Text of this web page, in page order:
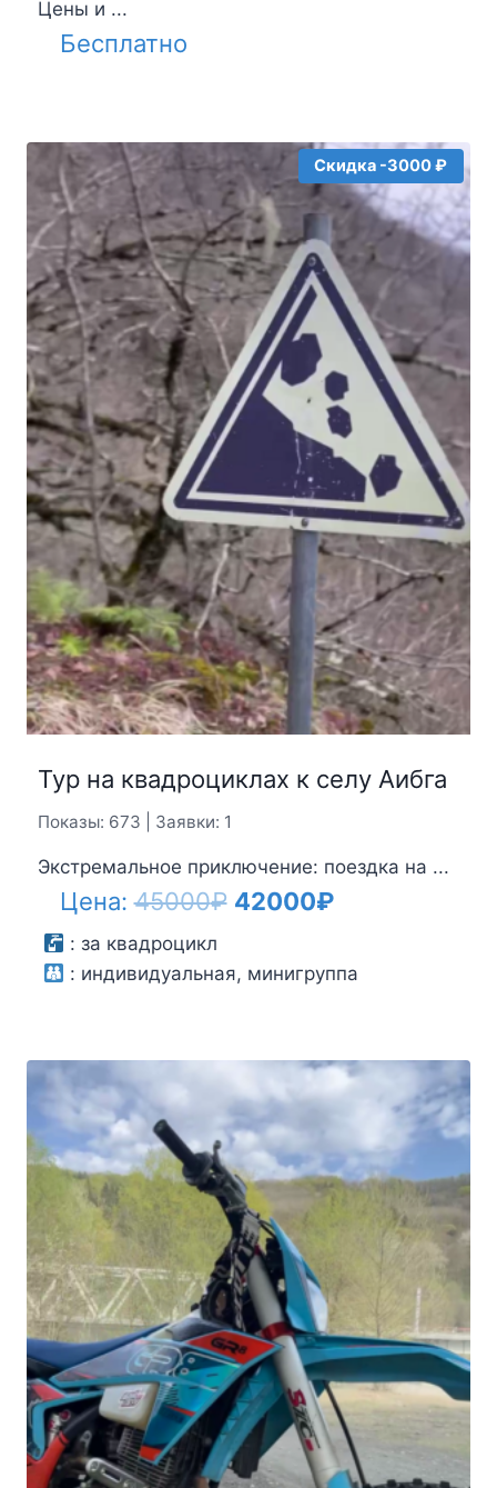
Цены и ...
Бесплатно
Скидка -3000 ₽
Тур на квадроциклах к селу Аибга
Показы: 673 | Заявки: 1
Экстремальное приключение: поездка на ...
Цена:45000₽ Первоначальная
составляла
42000₽Текущая
42000₽.
: за квадроцикл
: индивидуальная, минигруппа